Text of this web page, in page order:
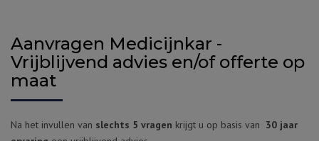
Aanvragen Medicijnkar -
Vrijblijvend advies en/of offerte op
maat
Na het invullen van slechts 5 vragen krijgt u op basis van 30 jaar